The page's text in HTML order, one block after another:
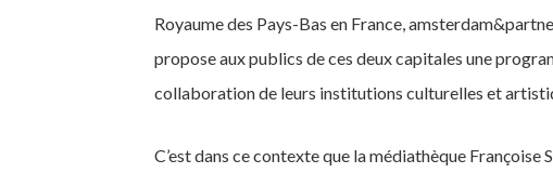
Royaume des Pays-Bas en France,
propose aux publics de ces deux capitales une
collaboration de leurs institutions culturelles et
C’est dans ce contexte que la médiathèque Françoise